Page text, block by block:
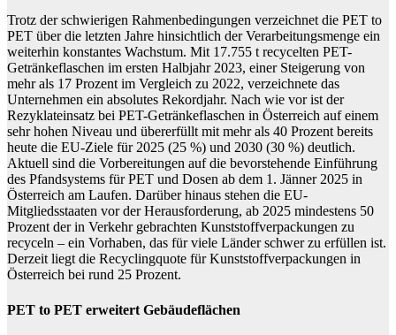
Trotz der schwierigen Rahmenbedingungen verzeichnet die PET to
PET über die letzten Jahre hinsichtlich der Verarbeitungsmenge ein
weiterhin konstantes Wachstum. Mit 17.755 t recycelten PET-
Getränkeflaschen im ersten Halbjahr 2023, einer Steigerung von
mehr als 17 Prozent im Vergleich zu 2022, verzeichnete das
Unternehmen ein absolutes Rekordjahr. Nach wie vor ist der
Rezyklateinsatz bei PET-Getränkeflaschen in Österreich auf einem
sehr hohen Niveau und übererfüllt mit mehr als 40 Prozent bereits
heute die EU-Ziele für 2025 (25 %) und 2030 (30 %) deutlich.
Aktuell sind die Vorbereitungen auf die bevorstehende Einführung
des Pfandsystems für PET und Dosen ab dem 1. Jänner 2025 in
Österreich am Laufen. Darüber hinaus stehen die EU-
Mitgliedsstaaten vor der Herausforderung, ab 2025 mindestens 50
Prozent der in Verkehr gebrachten Kunststoffverpackungen zu
recyceln – ein Vorhaben, das für viele Länder schwer zu erfüllen ist.
Derzeit liegt die Recyclingquote für Kunststoffverpackungen in
Österreich bei rund 25 Prozent.
PET to PET erweitert Gebäudeflächen